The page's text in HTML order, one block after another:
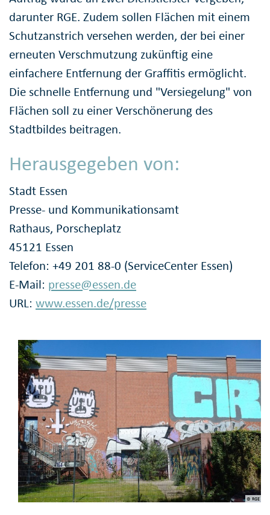
darunter RGE. Zudem sollen Flächen mit einem
Schutzanstrich versehen werden, der bei einer
erneuten Verschmutzung zukünftig eine
einfachere Entfernung der Graffitis ermöglicht.
Die schnelle Entfernung und "Versiegelung" von
Flächen soll zu einer Verschönerung des
Stadtbildes beitragen.
Herausgegeben von:
Stadt Essen
Presse- und Kommunikationsamt
Rathaus, Porscheplatz
45121 Essen
Telefon: +49 201 88-0 (ServiceCenter Essen)
E-Mail: presse@essen.de
URL: www.essen.de/presse
© RGE